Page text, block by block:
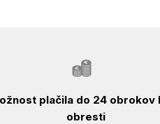
plačila do 24 obrokov
obresti